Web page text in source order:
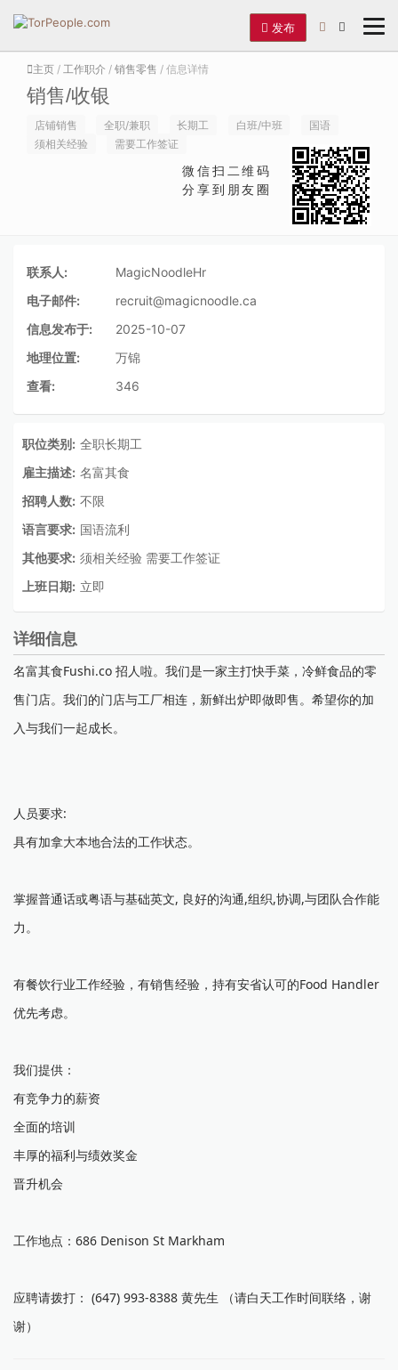
发布
主页 / 工作职介 / 销售零售 / 信息详情
销售/收银
店铺销售 全职/兼职 长期工 白班/中班
国语
须相关经验
需要工作签证
微信扫二维码
分享到朋友圈
联系人:
MagicNoodleHr
电子邮件:
recruit@magicnoodle.ca
信息发布于:
2025-10-07
地理位置:
万锦
查看:
346
职位类别: 全职长期工
雇主描述: 名富其食
招聘人数: 不限
语言要求: 国语流利
其他要求: 须相关经验 需要工作签证
上班日期: 立即
详细信息
名富其食Fushi.co 招人啦。我们是一家主打快手菜，冷鲜食品的零
售门店。我们的门店与工厂相连，新鲜出炉即做即售。希望你的加
入与我们一起成长。
人员要求:
具有加拿大本地合法的工作状态。
掌握普通话或粤语与基础英文, 良好的沟通,组织,协调,与团队合作能
力。
有餐饮行业工作经验，有销售经验，持有安省认可的Food Handler
优先考虑。
我们提供：
有竞争力的薪资
全面的培训
丰厚的福利与绩效奖金
晋升机会
工作地点：686 Denison St Markham
应聘请拨打： (647) 993-8388 黄先生 （请白天工作时间联络，谢
谢）